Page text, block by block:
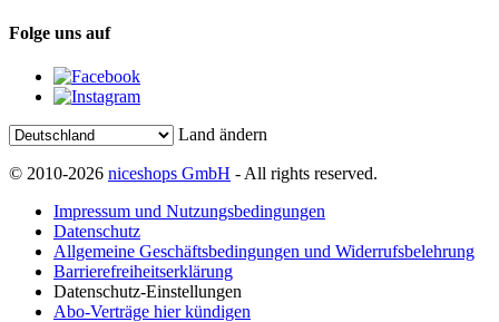
Folge uns auf
Land ändern
© 2010-2026 niceshops GmbH - All rights reserved.
Impressum und Nutzungsbedingungen
Datenschutz
Allgemeine Geschäftsbedingungen und Widerrufsbelehrung
Barrierefreiheitserklärung
Datenschutz-Einstellungen
Abo-Verträge hier kündigen